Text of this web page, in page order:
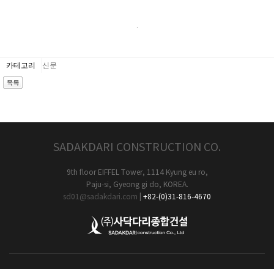
.
카테고리 신문
SADAKDARI CONSTRUCTION CO.
9th floor EIFFEL Tower, 1114 Kyung eu ro,
Paju-si, Gyeong gi do, KOREA.
sd01@sadakdari.com
+82-(0)31-816-4670